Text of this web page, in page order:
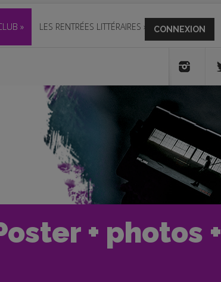
» LES RENTRÉES LITTÉRAIRES » CONNEXION
+ photos +